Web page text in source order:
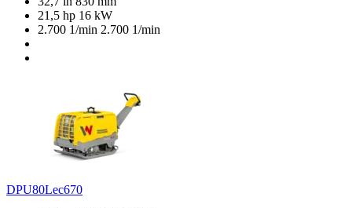
21,5 hp 16 kW
2.700 1/min 2.700 1/min
DPU80Lec670